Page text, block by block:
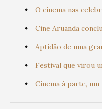
O cinema nas
Cine Aruanda
Aptidão de uma
Festival que virou
Cinema à parte,